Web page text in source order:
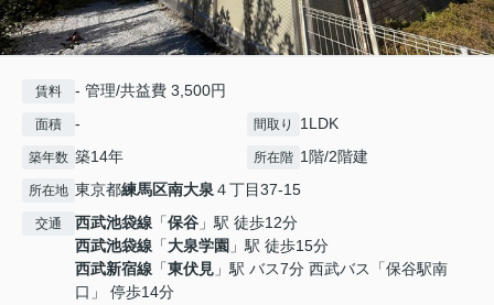
賃料 - 管理/共益費 3,500円
面積 - 間取り 1LDK
築年数 築14年 所在階 1階/2階建
所在地 東京都練馬区南大泉 ４丁目37-15
交通 西武池袋線 「保谷 」駅 徒歩12分
西武池袋線 「大泉学園 」駅 徒歩15分
西武新宿線 「東伏見 」駅 バス7分 西武バス「保谷駅南
口」 停歩14分